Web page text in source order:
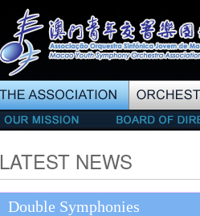
LATEST NEWS
Double Symphonies